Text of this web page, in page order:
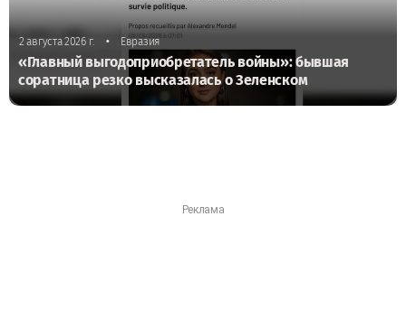
2 августа 2026 г. • Евразия
«Главный выгодоприобретатель войны»: бывшая
соратница резко высказалась о Зеленском